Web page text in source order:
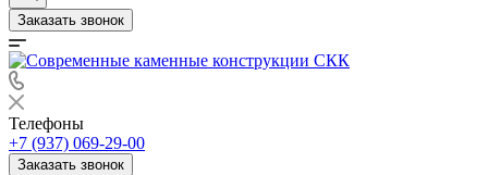
Заказать звонок
Телефоны
+7 (937) 069-29-00
Заказать звонок